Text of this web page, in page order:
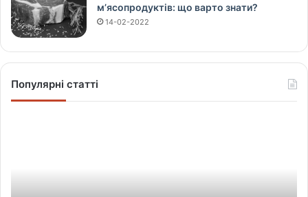
м’ясопродуктів: що варто знати?
14-02-2022
Популярні статті